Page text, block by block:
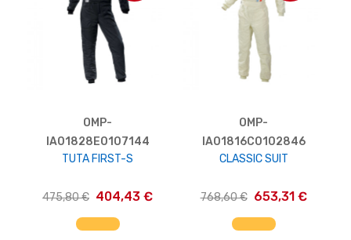
OMP-
IA01828E0107144
TUTA FIRST-S
475,80 € 404,43 €
AGGIUNGI AL CARRELLO
OMP-
IA01816C0102846
CLASSIC SUIT
768,60 € 653,31 €
AGGIUNGI AL CARRELLO